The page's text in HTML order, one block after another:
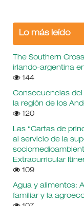
Lo más leído
The Southern
irlando-argentina
144
Consecuencias
la región de los
120
Las “Cartas de
al servicio de la
Extracurricular
109
Agua y alimentos:
familiar y la